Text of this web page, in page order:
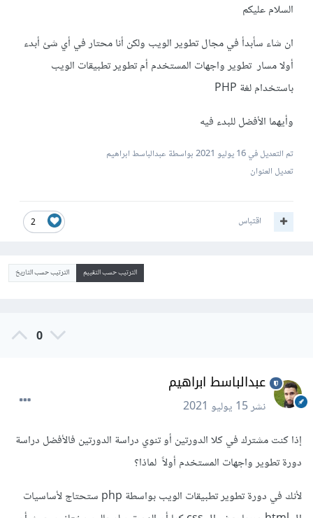
السلام عليكم
ان شاء سأبدأ في مجال تطوير الويب ولكن أنا محتار في أي شئ أبدء
أولا مسار تطوير واجهات المستخدم أم تطوير تطبيقات الويب
باستخدام لغة PHP
وأيهما الأفضل للبدء فيه
تم التعديل في16 يوليو 2021
بواسطة عبدالباسط ابراهيم
تعديل العنوان
2 اقتباس
الترتيب حسب التقييم الترتيب حسب التاريخ
0
عبدالباسط ابراهيم
نشر15 يوليو 2021
إذا كنت مشترك في كلا الدورتين أو تنوي دراسة الدورتين فالأفضل دراسة
دورة تطوير واجهات المستخدم أولاً لماذا؟
لأنك في دورة تطوير تطبيقات الويب بواسطة php ستحتاج لأساسيات